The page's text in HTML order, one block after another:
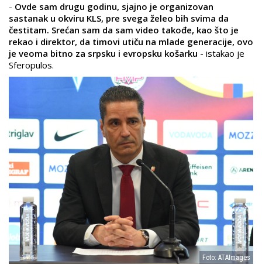
- Ovde sam drugu godinu, sjajno je organizovan
sastanak u okviru KLS, pre svega želeo bih svima da
čestitam. Srećan sam da sam video takođe, kao što je
rekao i direktor, da timovi utiču na mlade generacije, ovo
je veoma bitno za srpsku i evropsku košarku - istakao je
Sferopulos.
Foto: ATAImages